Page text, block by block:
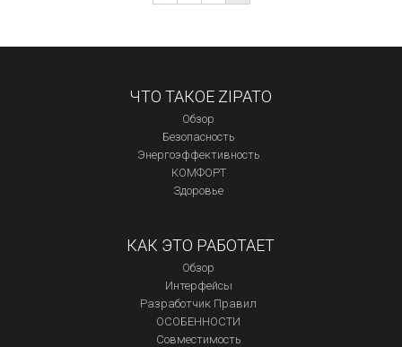
ЧТО ТАКОЕ ZIPATO
Обзор
Безопасность
Энергоэффективность
КОМФОРТ
Здоровье
КАК ЭТО РАБОТАЕТ
Обзор
Интерфейсы
Разработчик Правил
ОСОБЕННОСТИ
Совместимость